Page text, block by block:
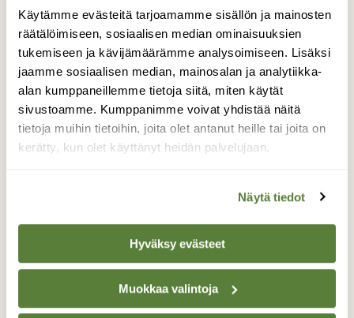
Käytämme evästeitä tarjoamamme sisällön ja mainosten
räätälöimiseen, sosiaalisen median ominaisuuksien
tukemiseen ja kävijämäärämme analysoimiseen. Lisäksi
jaamme sosiaalisen median, mainosalan ja analytiikka-
alan kumppaneillemme tietoja siitä, miten käytät
sivustoamme. Kumppanimme voivat yhdistää näitä
tietoja muihin tietoihin, joita olet antanut heille tai joita on
kerätty, kun olet käyttänyt heidän palvelujaan.
Näytä tiedot
Hyväksy evästeet
Muokkaa valintoja
Vesihelmiä
Torstaiaamun 29.8. kastepisarat viipyilivät
hetken krassinlehdellä, sinitaivas heijastui
vain niissä.
Valokuvaaja: Pirkko Siukonen, Tornio, Kiviranta
TAKAISIN LISTAAN